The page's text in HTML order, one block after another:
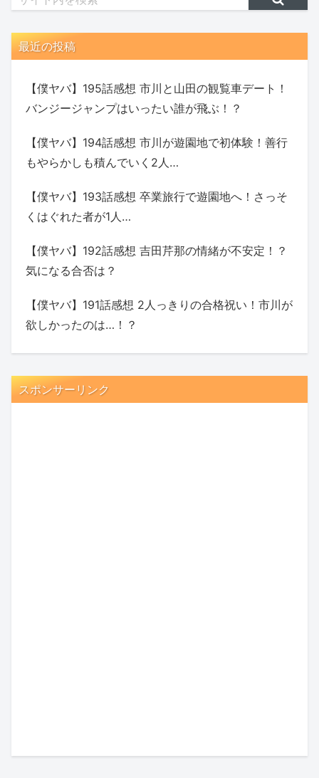
最近の投稿
【僕ヤバ】195話感想 市川と山田の観覧車デート！
バンジージャンプはいったい誰が飛ぶ！？
【僕ヤバ】194話感想 市川が遊園地で初体験！善行
もやらかしも積んでいく2人…
【僕ヤバ】193話感想 卒業旅行で遊園地へ！さっそ
くはぐれた者が1人…
【僕ヤバ】192話感想 吉田芹那の情緒が不安定！？
気になる合否は？
【僕ヤバ】191話感想 2人っきりの合格祝い！市川が
欲しかったのは…！？
スポンサーリンク